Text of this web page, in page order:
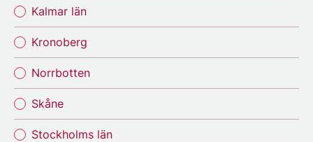
Kalmar län
Kronoberg
Norrbotten
Skåne
Stockholms län